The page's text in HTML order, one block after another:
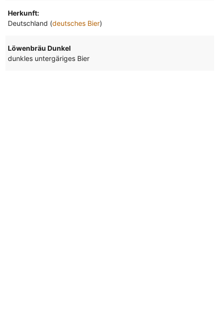
Herkunft:
Deutschland (deutsches Bier)
Löwenbräu Dunkel
dunkles untergäriges Bier